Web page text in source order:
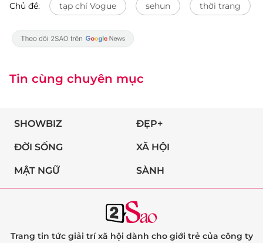
Chủ đề: tạp chí Vogue sehun thời trang
Tin cùng chuyên mục
SHOWBIZ ĐẸP+
ĐỜI SỐNG XÃ HỘI
MẬT NGỮ SÀNH
Trang tin tức giải trí xã hội dành cho giới trẻ của công ty